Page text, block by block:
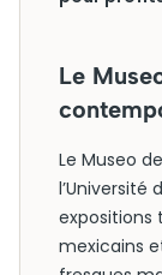
Le
Le Museo
l’Université
expositions
mexicains